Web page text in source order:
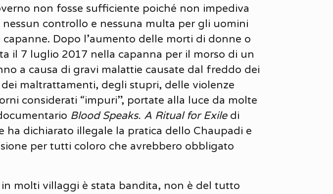
non fosse sufficiente poiché non impediva
controllo e nessuna multa per gli uomini
Dopo l’aumento delle morti di donne o
il 7 luglio 2017 nella capanna per il morso di un
a causa di gravi malattie causate dal freddo dei
maltrattamenti, degli stupri, delle violenze
considerati “impuri”, portate alla luce da molte
Blood Speaks. A Ritual for Exiledi
ha dichiarato illegale la pratica dello Chaupadi e
per tutti coloro che avrebbero obbligato
molti villaggi è stata bandita, non è del tutto